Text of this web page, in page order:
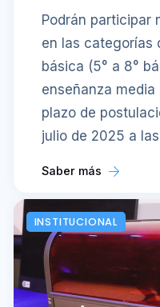
Podrán participar
en las categorías
básica (5° a 8°
enseñanza media
plazo de
julio de 2025 a
Saber más
INSTITUCIONAL